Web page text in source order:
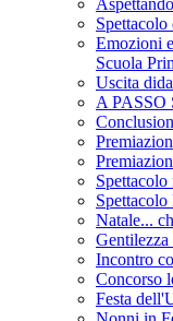
Emozioni
Scuola
Uscita
A
Natale...
Gentilezza
Incontro
Concorso
Festa